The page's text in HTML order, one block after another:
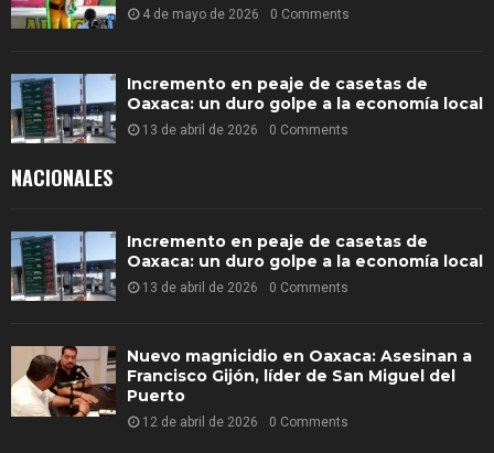
4 de mayo de 2026 0 Comments
Incremento en peaje de casetas de
Oaxaca: un duro golpe a la economía local
13 de abril de 2026 0 Comments
NACIONALES
Incremento en peaje de casetas de
Oaxaca: un duro golpe a la economía local
13 de abril de 2026 0 Comments
Nuevo magnicidio en Oaxaca: Asesinan a
Francisco Gijón, líder de San Miguel del
Puerto
12 de abril de 2026 0 Comments